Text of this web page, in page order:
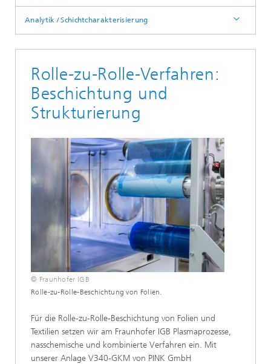
Analytik / Schichtcharakterisierung
Rolle-zu-Rolle-Verfahren:
Beschichtung und
Strukturierung
© Fraunhofer IGB
Rolle-zu-Rolle-Beschichtung von Folien.
Für die Rolle-zu-Rolle-Beschichtung von Folien und
Textilien setzen wir am Fraunhofer IGB Plasmaprozesse,
nasschemische und kombinierte Verfahren ein. Mit
unserer Anlage V340-GKM von PINK GmbH